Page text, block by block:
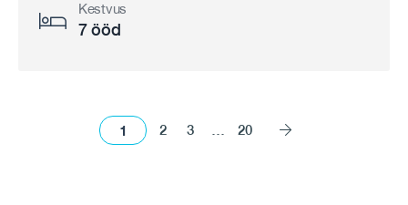
Kestvus
7 ööd
1 2 3 20